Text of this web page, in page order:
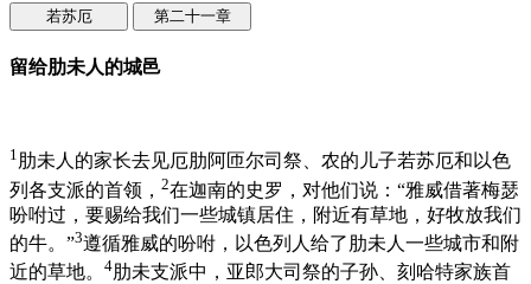
若苏厄 第二十一章
留给肋未人的城邑
1肋未人的家长去见厄肋阿匝尔司祭、农的儿子若苏厄和以色
列各支派的首领， 2在迦南的史罗，对他们说：“雅威借著梅瑟
吩咐过，要赐给我们一些城镇居住，附近有草地，好牧放我们
的牛。”3遵循雅威的吩咐，以色列人给了肋未人一些城市和附
近的草地。 4肋未支派中，亚郎大司祭的子孙、刻哈特家族首